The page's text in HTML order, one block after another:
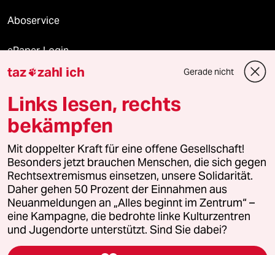
Aboservice
ePaper Login
Downloads für Abonnierende
© 2026 taz Verlags und Vertriebs GmbH
Alle Rechte vorbehalten. Bei rechtlichen Fragen oder für Genehmigungen
wenden Sie sich bitte an
lizenzen@taz.de
Feedback Redaktionsstatut Kommune-Richtlinien
Leitlinie Informant Datenschutz Impressum AGB
taz zahl ich Gerade nicht
Links lesen, rechts
bekämpfen
Mit doppelter Kraft für eine offene Gesellschaft!
Besonders jetzt brauchen Menschen, die sich gegen
Rechtsextremismus einsetzen, unsere Solidarität.
Daher gehen 50 Prozent der Einnahmen aus
Neuanmeldungen an „Alles beginnt im Zentrum“ –
eine Kampagne, die bedrohte linke Kulturzentren
und Jugendorte unterstützt. Sind Sie dabei?